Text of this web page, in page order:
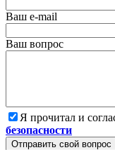
Ваш e-mail
Ваш вопрос
Я прочитал и
безопасности
Отправить свой вопрос